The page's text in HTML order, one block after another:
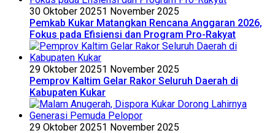
30 Oktober 20251 November 2025
Pemkab Kukar Matangkan Rencana Anggaran 2026,
Fokus pada Efisiensi dan Program Pro-Rakyat
29 Oktober 20251 November 2025
Pemprov Kaltim Gelar Rakor Seluruh Daerah di
Kabupaten Kukar
29 Oktober 20251 November 2025